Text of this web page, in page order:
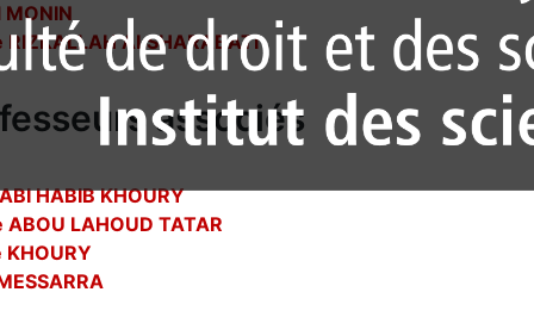
MONIN
RIZKALLAH ALSHARABATI
associés
HABIB KHOURY
ABOU LAHOUD TATAR